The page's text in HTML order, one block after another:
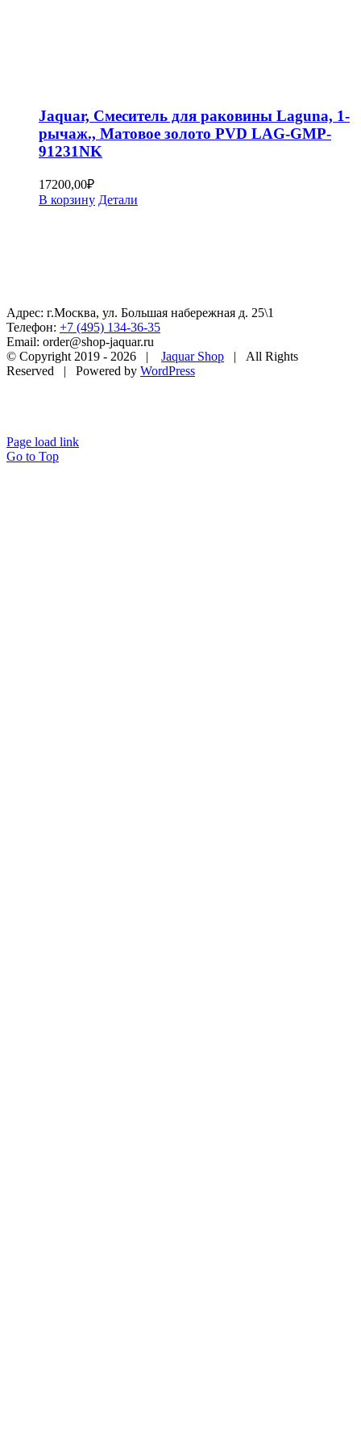
Jaquar, Смеситель для раковины Laguna, 1-
рычаж., Матовое золото PVD LAG-GMP-
91231NK
17200,00₽
В корзину Детали
Адрес: г.Москва, ул. Большая набережная д. 25\1
Телефон: +7 (495) 134-36-35
Email: order@shop-jaquar.ru
© Copyright 2019 - 2026 | Jaquar Shop | All Rights
Reserved | Powered by WordPress
Page load link
Go to Top